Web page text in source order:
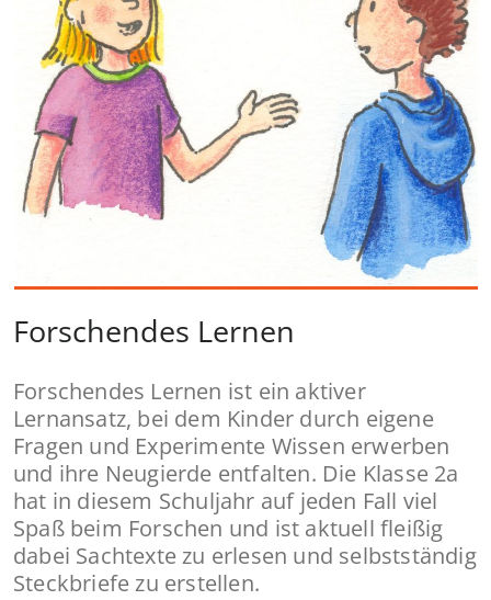
Forschendes Lernen
Forschendes Lernen ist ein aktiver
Lernansatz, bei dem Kinder durch eigene
Fragen und Experimente Wissen erwerben
und ihre Neugierde entfalten. Die Klasse 2a
hat in diesem Schuljahr auf jeden Fall viel
Spaß beim Forschen und ist aktuell fleißig
dabei Sachtexte zu erlesen und selbstständig
Steckbriefe zu erstellen.